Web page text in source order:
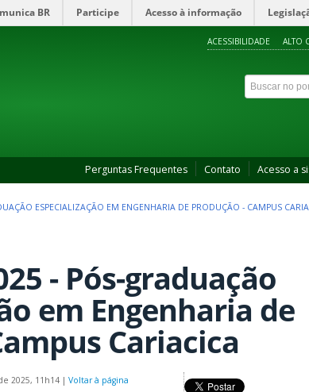
BR Participe Acesso à informação
ACESSIBILIDADE ALTO
Perguntas Frequentes Contato Acesso a
ESPECIALIZAÇÃO EM ENGENHARIA DE PRODUÇÃO - CAMPUS
- Pós-graduação
em Engenharia de
Cariacica
2025, 11h14 | Voltar à página